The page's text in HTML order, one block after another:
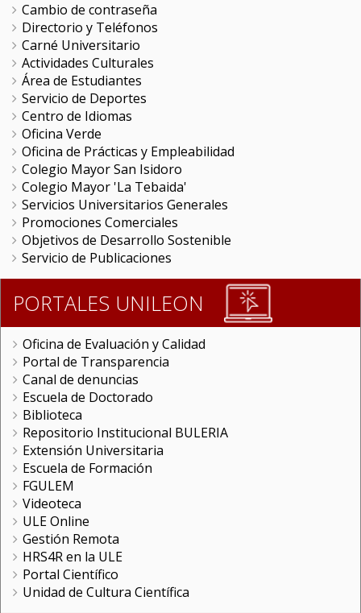
Cambio de contraseña
Directorio y Teléfonos
Carné Universitario
Actividades Culturales
Área de Estudiantes
Servicio de Deportes
Centro de Idiomas
Oficina Verde
Oficina de Prácticas y Empleabilidad
Colegio Mayor San Isidoro
Colegio Mayor 'La Tebaida'
Servicios Universitarios Generales
Promociones Comerciales
Objetivos de Desarrollo Sostenible
Servicio de Publicaciones
PORTALES UNILEON
Oficina de Evaluación y Calidad
Portal de Transparencia
Canal de denuncias
Escuela de Doctorado
Biblioteca
Repositorio Institucional BULERIA
Extensión Universitaria
Escuela de Formación
FGULEM
Videoteca
ULE Online
Gestión Remota
HRS4R en la ULE
Portal Científico
Unidad de Cultura Científica